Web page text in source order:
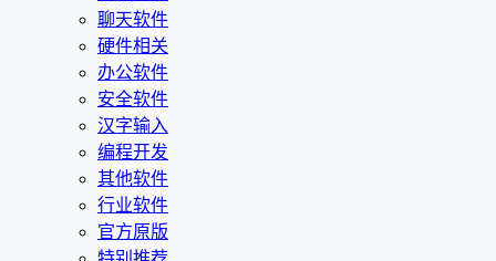
聊天软件
硬件相关
办公软件
安全软件
汉字输入
编程开发
其他软件
行业软件
官方原版